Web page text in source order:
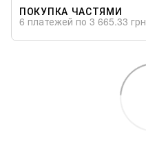
ПОКУПКА ЧАСТЯМИ
6 платежей по 3 665.33 грн